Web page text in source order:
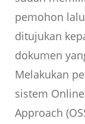
pemohon
ditujukan
dokumen
Melakukan
sistem
Approach